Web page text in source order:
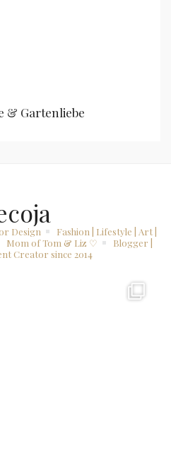
& Gartenliebe
Design
Fashion | Lifestyle | Art |
Mom of Tom & Liz ♡
Blogger |
Creator since 2014